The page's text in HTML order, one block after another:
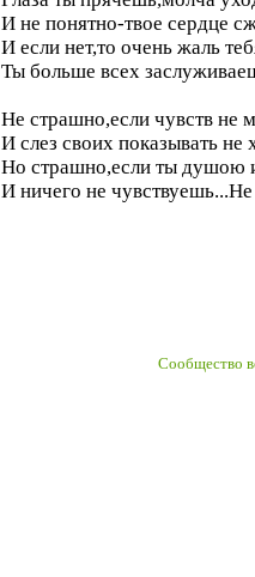
И не понятно-твое сердце
И если нет,то очень жаль
Ты больше всех
Не страшно,если чувств не
И слез своих показывать не
Но страшно,если ты душою
И ничего не
Сообщество